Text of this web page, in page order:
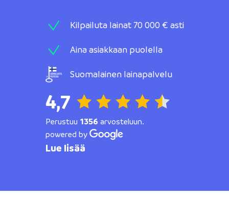
Kilpailuta lainat 70 000 € asti
Aina asiakkaan puolella
Suomalainen lainapalvelu
4,7
Perustuu 1356 arvosteluun.
powered by
Lue lisää